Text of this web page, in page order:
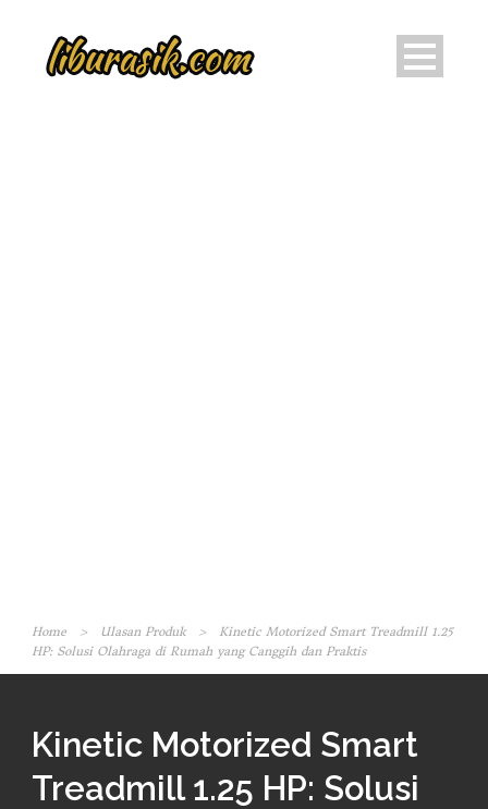
Home > Ulasan Produk >
Kinetic Motorized Smart Treadmill 1.25
HP: Solusi Olahraga di Rumah yang Canggih dan Praktis
Kinetic Motorized Smart
Treadmill 1.25 HP: Solusi